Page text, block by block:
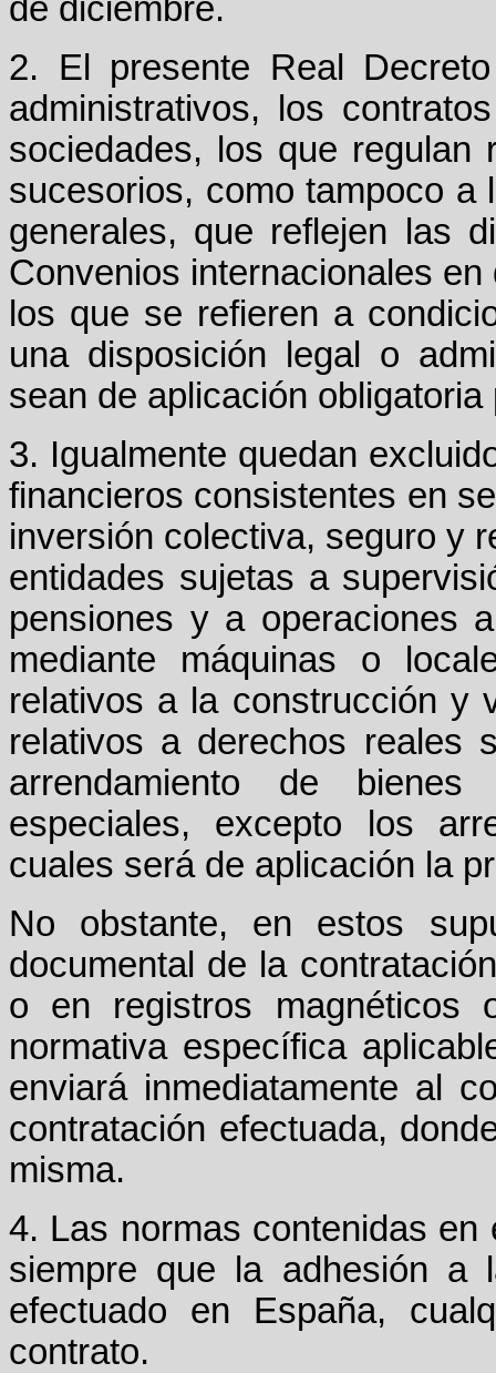
de diciembre.
2. El presente Real
administrativos, los
sociedades, los que regulan
sucesorios, como tampoco a
generales, que reflejen las
Convenios internacionales
los que se refieren a
una disposición legal o
sean de aplicación
3. Igualmente quedan
financieros consistentes en
inversión colectiva, seguro y
entidades sujetas a
pensiones y a operaciones
mediante máquinas o
relativos a la construcción y
relativos a derechos reales
arrendamiento de
especiales, excepto los
cuales será de aplicación la
No obstante, en estos
documental de la
o en registros magnéticos
normativa específica
enviará inmediatamente al
contratación efectuada,
misma.
4. Las normas contenidas
siempre que la adhesión a
efectuado en España,
contrato.